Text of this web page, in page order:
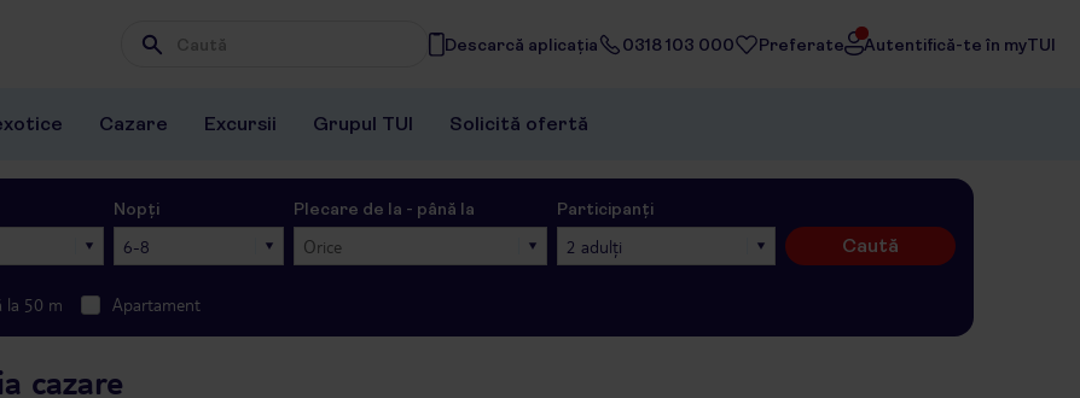
Wpisz frazę, której szukasz
Descarcă aplicația 0318 103 000 Preferate Autentifică-te în myTUI
Cazare Excursii Grupul TUI Solicită ofertă
Nopți
6-8
Plecare de la - până la
Orice
Participanți
2 adulți Caută
la 50 m Apartament
cazare